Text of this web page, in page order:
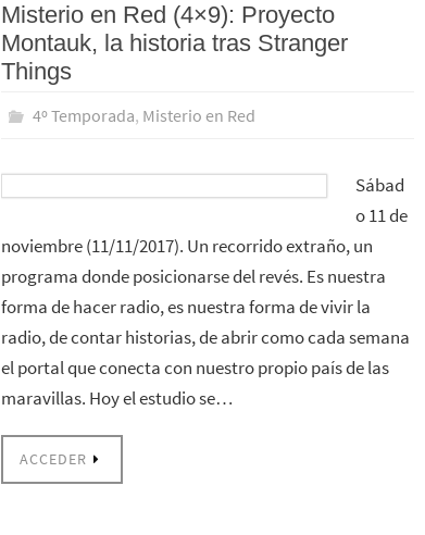
Misterio en Red (4×9): Proyecto
Montauk, la historia tras Stranger
Things
4º Temporada, Misterio en Red
Sábad
o 11 de
noviembre (11/11/2017). Un recorrido extraño, un
programa donde posicionarse del revés. Es nuestra
forma de hacer radio, es nuestra forma de vivir la
radio, de contar historias, de abrir como cada semana
el portal que conecta con nuestro propio país de las
maravillas. Hoy el estudio se…
ACCEDER